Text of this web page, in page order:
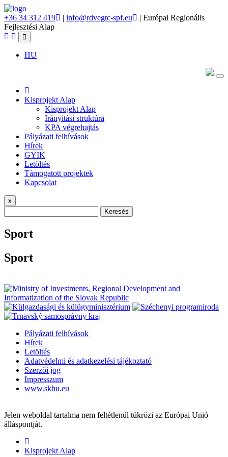
+36 34 312 419 | info@rdvegtc-spf.eu
| Európai Regionális
Fejlesztési Alap
HU
Kisprojekt Alap
Kisprojekt Alap
Irányítási struktúra
KPA végrehajtás
Pályázati felhívások
Hírek
GYIK
Letöltés
Támogatott projektek
Kapcsolat
x
Keresés
Sport
Sport
Pályázati felhívások
Hírek
Letöltés
Adatvédelmi és adatkezelési tájékoztató
Szerzői jog
Impresszum
www.skhu.eu
Jelen weboldal tartalma nem feltétlenül tükrözi az Európai Unió
álláspontját.
Kisprojekt Alap